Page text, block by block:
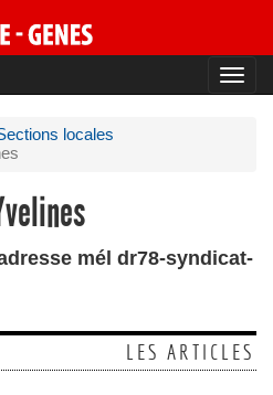
locales
mél dr78-syndicat-
LES ARTICLES